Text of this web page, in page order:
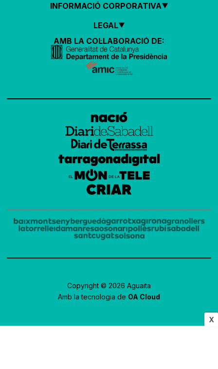
X
INFORMACIÓ CORPORATIVA
LEGAL
AMB LA COL·LABORACIÓ DE:
Copyright © 2026 Aguaita
Amb la tecnologia de OA Cloud